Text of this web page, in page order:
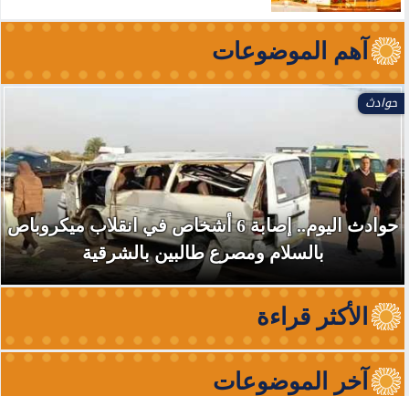
آهم الموضوعات
حوادث
حوادث اليوم.. إصابة 6 أشخاص في انقلاب ميكروباص
بالسلام ومصرع طالبين بالشرقية
الأكثر قراءة
آخر الموضوعات